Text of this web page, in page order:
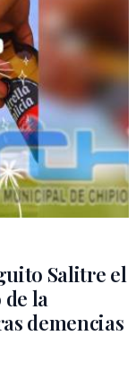
Salitre el
la
demencias